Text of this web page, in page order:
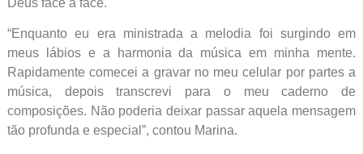
“Enquanto eu era ministrada a melodia foi surgindo em
meus lábios e a harmonia da música em minha mente.
Rapidamente comecei a gravar no meu celular por partes a
música, depois transcrevi para o meu caderno de
composições. Não poderia deixar passar aquela mensagem
tão profunda e especial”, contou Marina.